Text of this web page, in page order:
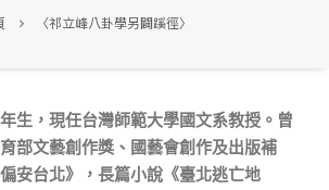
〈祁立峰八卦學另闢蹊徑〉
生，現任台灣師範大學國文系教授。曾
部文藝創作獎、國藝會創作及出版補
安台北》，長篇小說《臺北逃亡地